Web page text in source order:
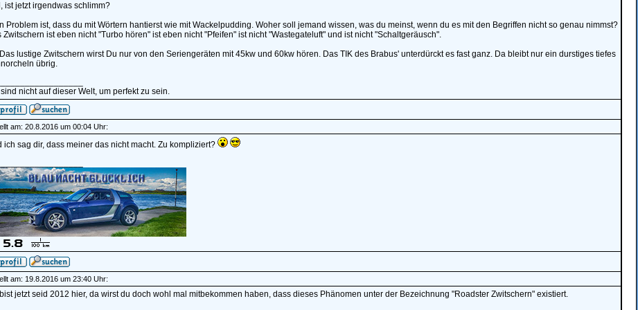
ist jetzt irgendwas schlimm?
Problem ist, dass du mit Wörtern hantierst wie mit Wackelpudding. Woher soll jemand wissen, was du meinst, wenn du es mit den Begriffen nicht so genau nimmst?
Zwitschern ist eben nicht "Turbo hören" ist eben nicht "Pfeifen" ist nicht "Wastegateluft" und ist nicht "Schaltgeräusch".
lustige Zwitschern wirst Du nur von den Seriengeräten mit 45kw und 60kw hören. Das TIK des Brabus' unterdürckt es fast ganz. Da bleibt nur ein durstiges tiefes
übrig.
nicht auf dieser Welt, um perfekt zu sein.
am: 20.8.2016 um 00:04 Uhr:
ich sag dir, dass meiner das nicht macht. Zu kompliziert?
am: 19.8.2016 um 23:40 Uhr:
jetzt seid 2012 hier, da wirst du doch wohl mal mitbekommen haben, dass dieses Phänomen unter der Bezeichnung "Roadster Zwitschern" existiert.